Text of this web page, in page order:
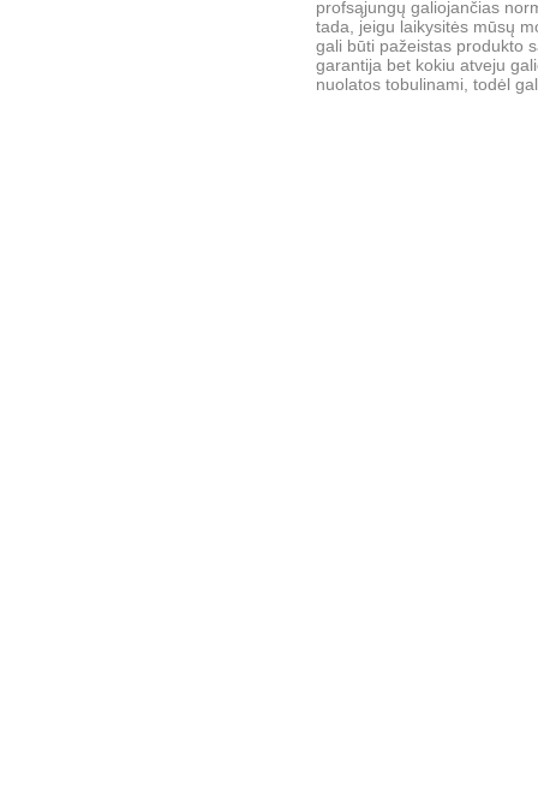
profsąjungų galiojančias
tada, jeigu laikysitės mūsų
gali būti pažeistas produkto
garantija bet kokiu atveju
nuolatos tobulinami, todėl